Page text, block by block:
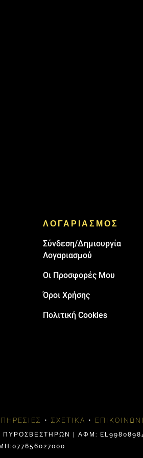
ΛΟΓΑΡΙΑΣΜΟΣ
Σύνδεση/Δημιουργία
Λογαριασμού
Οι Προσφορές Μου
Όροι Χρήσης
Πολιτική Cookies
• ΣΧΕΤΙΚΆ •
| ΑΦΜ: